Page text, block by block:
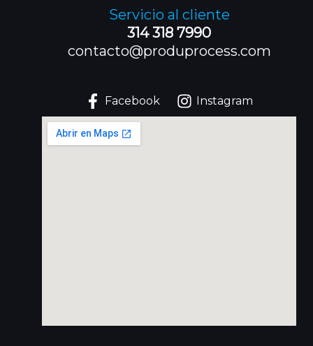
Servicio al cliente
314 318 7990
contacto@produprocess.com
Facebook Instagram